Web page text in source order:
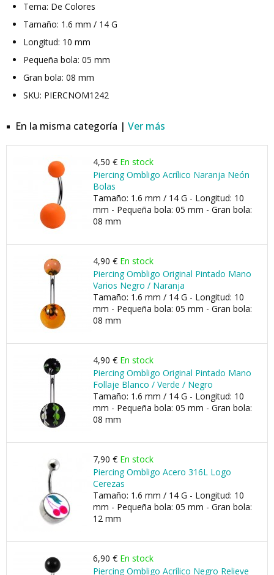
Tema: De Colores
Tamaño: 1.6 mm / 14 G
Longitud: 10 mm
Pequeña bola: 05 mm
Gran bola: 08 mm
SKU: PIERCNOM1242
En la misma categoría | Ver más
4,50 € En stock
Piercing Ombligo Acrílico Naranja Neón
Bolas
Tamaño: 1.6 mm / 14 G - Longitud: 10
mm - Pequeña bola: 05 mm - Gran bola:
08 mm
4,90 € En stock
Piercing Ombligo Original Pintado Mano
Varios Negro / Naranja
Tamaño: 1.6 mm / 14 G - Longitud: 10
mm - Pequeña bola: 05 mm - Gran bola:
08 mm
4,90 € En stock
Piercing Ombligo Original Pintado Mano
Follaje Blanco / Verde / Negro
Tamaño: 1.6 mm / 14 G - Longitud: 10
mm - Pequeña bola: 05 mm - Gran bola:
08 mm
7,90 € En stock
Piercing Ombligo Acero 316L Logo
Cerezas
Tamaño: 1.6 mm / 14 G - Longitud: 10
mm - Pequeña bola: 05 mm - Gran bola:
12 mm
6,90 € En stock
Piercing Ombligo Acrílico Negro Relieve